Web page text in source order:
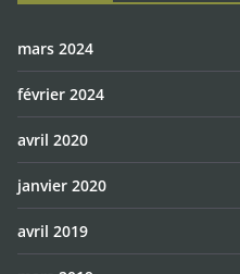
mars 2024
février 2024
avril 2020
janvier 2020
avril 2019